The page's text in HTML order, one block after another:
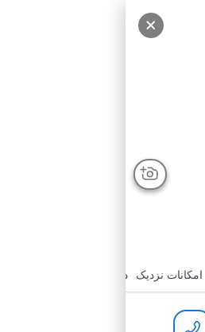
امکانات نزدیک درباره